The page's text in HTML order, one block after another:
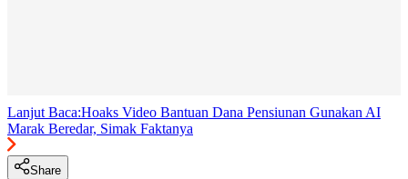
Lanjut Baca:Hoaks Video Bantuan Dana Pensiunan Gunakan AI
Marak Beredar, Simak Faktanya
Share